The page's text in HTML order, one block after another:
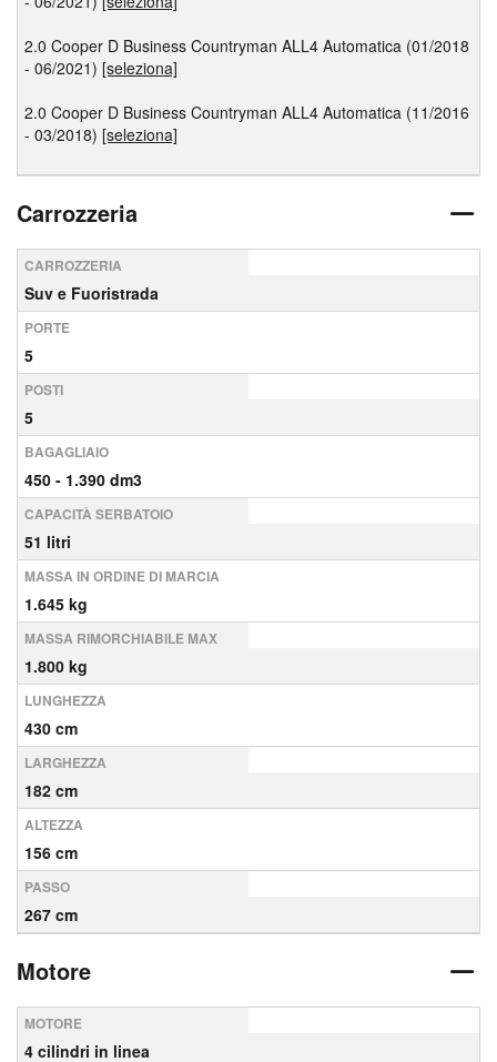
2.0 Cooper D Business Countryman ALL4 Automatica (01/2018
- 06/2021) [seleziona]
2.0 Cooper D Business Countryman ALL4 Automatica (11/2016
- 03/2018) [seleziona]
Carrozzeria
CARROZZERIA
Suv e Fuoristrada
PORTE
5
POSTI
5
BAGAGLIAIO
450 - 1.390 dm3
CAPACITÀ SERBATOIO
51 litri
MASSA IN ORDINE DI MARCIA
1.645 kg
MASSA RIMORCHIABILE MAX
1.800 kg
LUNGHEZZA
430 cm
LARGHEZZA
182 cm
ALTEZZA
156 cm
PASSO
267 cm
Motore
MOTORE
4 cilindri in linea